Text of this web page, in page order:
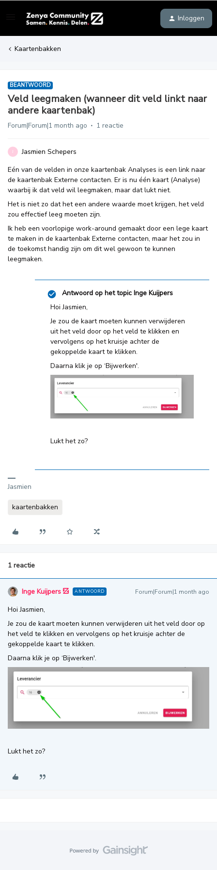
Inloggen
Kaartenbakken
BEANTWOORD
Veld leegmaken (wanneer dit veld linkt naar
andere kaartenbak)
Forum|Forum|1 month ago 1 reactie
J
Jasmien Schepers
Eén van de velden in onze kaartenbak Analyses is een link naar
de kaartenbak Externe contacten. Er is nu één kaart (Analyse)
waarbij ik dat veld wil leegmaken, maar dat lukt niet.
Het is niet zo dat het een andere waarde moet krijgen, het veld
zou effectief leeg moeten zijn.
Ik heb een voorlopige work-around gemaakt door een lege kaart
te maken in de kaartenbak Externe contacten, maar het zou in
de toekomst handig zijn om dit wel gewoon te kunnen
leegmaken.
Antwoord op het topic Inge Kuijpers
Hoi Jasmien,
Je zou de kaart moeten kunnen verwijderen
uit het veld door op het veld te klikken en
vervolgens op het kruisje achter de
gekoppelde kaart te klikken.
Daarna klik je op ‘Bijwerken'.
Lukt het zo?
Jasmien
kaartenbakken
1 reactie
Inge Kuijpers ANTWOORD Forum|Forum|1 month ago
Hoi Jasmien,
Je zou de kaart moeten kunnen verwijderen uit het veld door op
het veld te klikken en vervolgens op het kruisje achter de
gekoppelde kaart te klikken.
Daarna klik je op ‘Bijwerken'.
Lukt het zo?